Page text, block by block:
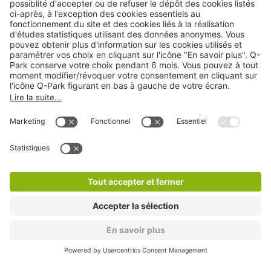
Q-Park Evian Les Bains - Gare
0 min